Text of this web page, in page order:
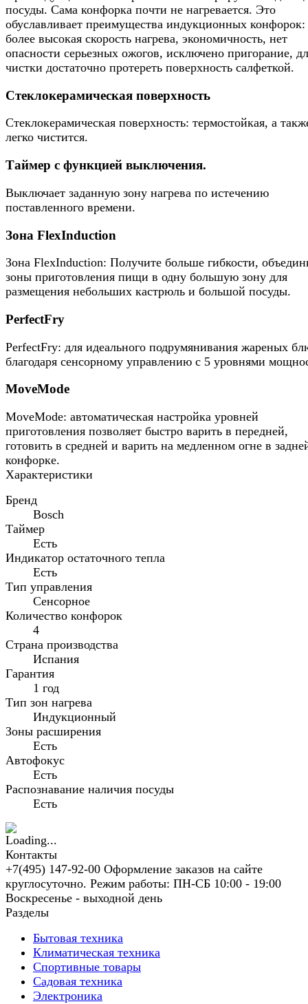
посуды. Сама конфорка почти не нагревается. Это
обуславливает преимущества индукционных конфорок:
более высокая скорость нагрева, экономичность, нет
опасности серьезных ожогов, исключено пригорание,
чистки достаточно протереть поверхность салфеткой.
Стеклокерамическая поверхность
Стеклокерамическая поверхность: термостойкая, а
легко чистится.
Таймер с функцией выключения.
Выключает заданную зону нагрева по истечению
поставленного времени.
Зона FlexInduction
Зона FlexInduction: Получите больше гибкости,
зоны приготовления пищи в одну большую зону для
размещения небольших кастрюль и большой посуды.
PerfectFry
PerfectFry: для идеального подрумянивания жареных
благодаря сенсорному управлению с 5 уровнями
MoveMode
MoveMode: автоматическая настройка уровней
приготовления позволяет быстро варить в передней,
готовить в средней и варить на медленном огне в
конфорке.
Характеристики
Бренд
Bosch
Таймер
Есть
Индикатор остаточного тепла
Есть
Тип управления
Сенсорное
Количество конфорок
4
Страна производства
Испания
Гарантия
1 год
Тип зон нагрева
Индукционный
Зоны расширения
Есть
Автофокус
Есть
Распознавание наличия посуды
Есть
Контакты
+7(495) 147-92-00 Оформление заказов на сайте
круглосуточно. Режим работы: ПН-СБ 10:00 - 19:00
Воскресенье - выходной день
Разделы
Бытовая техника
Климатическая техника
Спортивные товары
Садовая техника
Электроника